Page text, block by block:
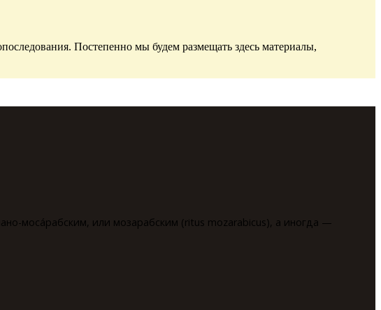
Постепенно мы будем размещать здесь материалы,
мосáрабским, или мозарабским (ritus mozarabicus), а иногда —